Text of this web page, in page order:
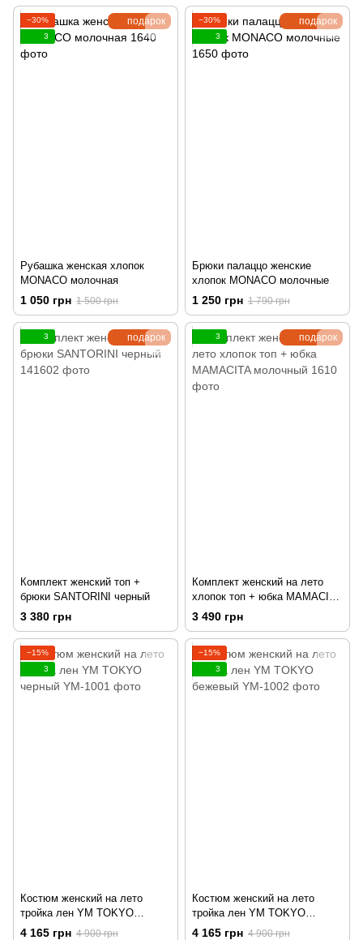
подарок
−30%
3
Рубашка женская хлопок
MONACO молочная
1 050 грн 1 500 грн
подарок
−30%
3
Брюки палаццо женские
хлопок MONACO молочные
1 250 грн 1 790 грн
подарок
3
Комплект женский топ +
брюки SANTORINI черный
3 380 грн
подарок
3
Комплект женский на лето
хлопок топ + юбка MAMACITA
молочный
3 490 грн
−15%
3
Костюм женский на лето
тройка лен YM TOKYO
черный
4 165 грн 4 900 грн
−15%
3
Костюм женский на лето
тройка лен YM TOKYO
бежевый
4 165 грн 4 900 грн